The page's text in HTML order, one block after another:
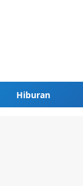
Hiburan